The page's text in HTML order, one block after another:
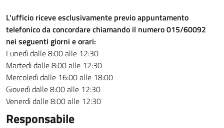
L'ufficio riceve esclusivamente previo appuntamento
telefonico da concordare chiamando il numero 015/60092
nei seguenti giorni e orari:
Lunedì dalle 8:00 alle 12:30
Martedì dalle 8:00 alle 12:30
Mercoledì dalle 16:00 alle 18:00
Giovedì dalle 8:00 alle 12:30
Venerdì dalle 8:00 alle 12:30
Responsabile